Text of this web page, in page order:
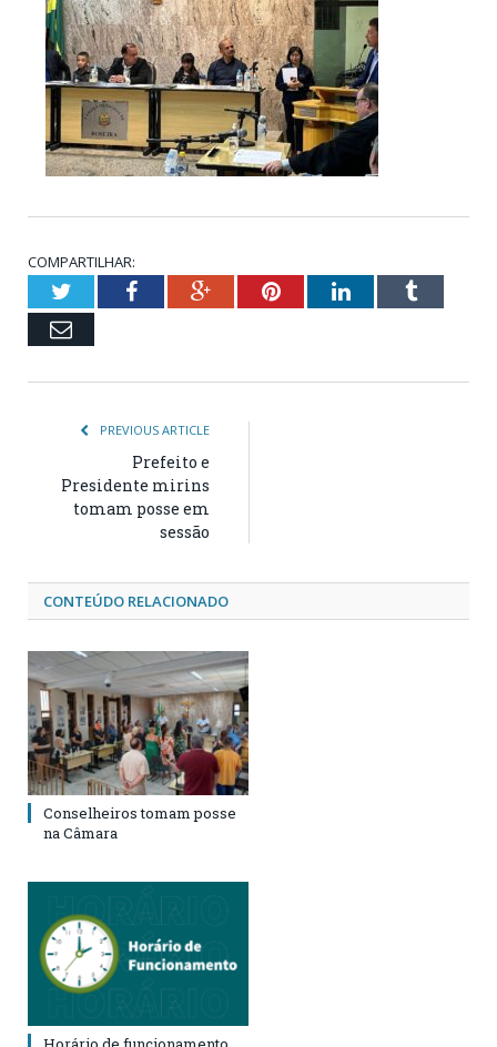
COMPARTILHAR:
TwitterFacebookGoogle+PinterestLinkedInTumblr
Email
PREVIOUS ARTICLE
Prefeito e
Presidente mirins
tomam posse em
sessão
CONTEÚDO RELACIONADO
Conselheiros tomam posse
na Câmara